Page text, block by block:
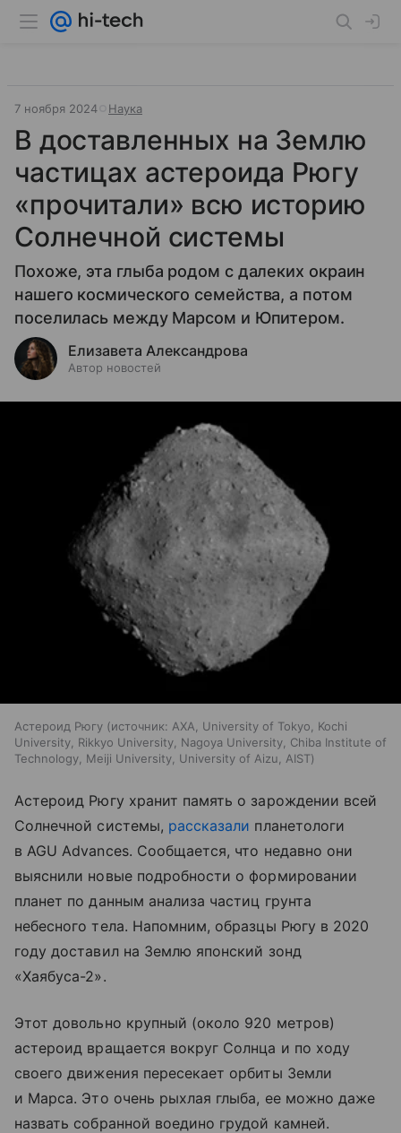
7 ноября 2024 Наука
В доставленных на Землю
частицах астероида Рюгу
«прочитали» всю историю
Солнечной системы
Похоже, эта глыба родом с далеких окраин
нашего космического семейства, а потом
поселилась между Марсом и Юпитером.
Елизавета Александрова
Автор новостей
Астероид Рюгу источник: AXA, University of Tokyo, Kochi
University, Rikkyo University, Nagoya University, Chiba Institute of
Technology, Meiji University, University of Aizu, AIST
Астероид Рюгу хранит память о зарождении всей
Солнечной системы, рассказали планетологи
в AGU Advances. Сообщается, что недавно они
выяснили новые подробности о формировании
планет по данным анализа частиц грунта
небесного тела. Напомним, образцы Рюгу в 2020
году доставил на Землю японский зонд
«Хаябуса-2».
Этот довольно крупный (около 920 метров)
астероид вращается вокруг Солнца и по ходу
своего движения пересекает орбиты Земли
и Марса. Это очень рыхлая глыба, ее можно даже
назвать собранной воедино грудой камней.